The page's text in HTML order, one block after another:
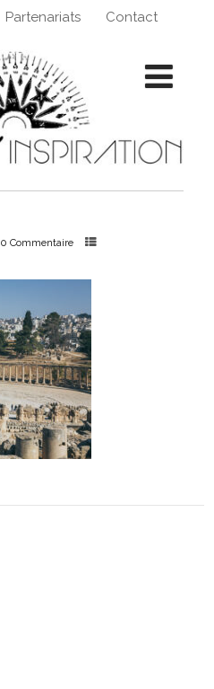
Partenariats Contact
0 Commentaire